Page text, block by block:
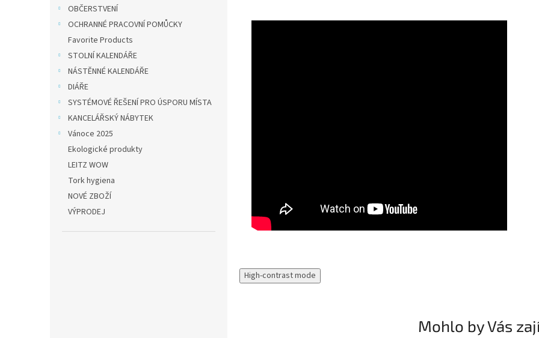
OBČERSTVENÍ
OCHRANNÉ PRACOVNÍ POMŮCKY
Favorite Products
STOLNÍ KALENDÁŘE
NÁSTĚNNÉ KALENDÁŘE
DIÁŘE
SYSTÉMOVÉ ŘEŠENÍ PRO ÚSPORU MÍSTA
KANCELÁŘSKÝ NÁBYTEK
Vánoce 2025
Ekologické produkty
LEITZ WOW
Tork hygiena
NOVÉ ZBOŽÍ
VÝPRODEJ
High-contrast mode
Mohlo by Vás